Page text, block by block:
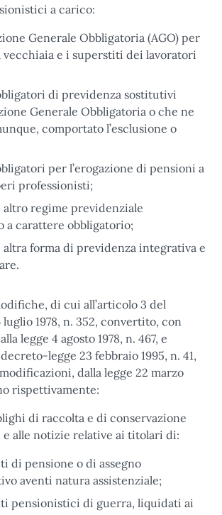
a carico:
Generale Obbligatoria (AGO) per
vecchiaia e i superstiti dei lavoratori
di previdenza sostitutivi
Generale Obbligatoria o che ne
comportato l’esclusione o
per l’erogazione di pensioni a
professionisti;
regime previdenziale
a carattere obbligatorio;
forma di previdenza integrativa e
di cui all’articolo 3 del
1978, n. 352, convertito, con
legge 4 agosto 1978, n. 467, e
legge 23 febbraio 1995, n. 41,
dalla legge 22 marzo
rispettivamente:
di raccolta e di conservazione
e alle notizie relative ai titolari di:
di pensione o di assegno
aventi natura assistenziale;
pensionistici di guerra, liquidati ai